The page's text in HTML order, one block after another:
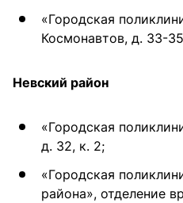
«Городская
Космонавтов, д. 33-
Невский район
«Городская
д. 32, к. 2;
«Городская
района», отделение